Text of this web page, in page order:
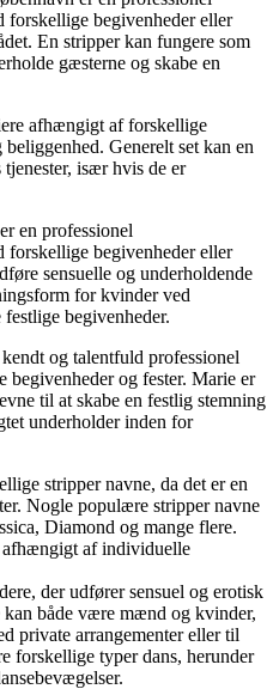
forskellige begivenheder eller
En stripper kan fungere som
gæsterne og skabe en
afhængigt af forskellige
Generelt set kan en
især hvis de er
en professionel
forskellige begivenheder eller
sensuelle og underholdende
for kvinder ved
begivenheder.
og talentfuld professionel
og fester. Marie er
til at skabe en festlig stemning
underholder inden for
stripper navne, da det er en
Nogle populære stripper navne
Diamond og mange flere.
afhængigt af individuelle
der udfører sensuel og erotisk
både være mænd og kvinder,
private arrangementer eller til
forskellige typer dans, herunder